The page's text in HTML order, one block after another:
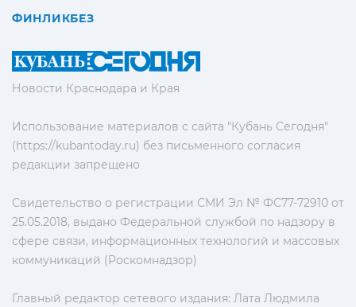
Новости Краснодара и Края
Использование материалов с сайта "Кубань Сегодня"
(https://kubantoday.ru) без письменного согласия
редакции запрещено
Свидетельство о регистрации СМИ Эл № ФС77-72910 от
25.05.2018, выдано Федеральной службой по надзору в
сфере связи, информационных технологий и массовых
коммуникаций (Роскомнадзор)
Главный редактор сетевого издания: Лата Людмила
ФИНЛИКБЕЗ